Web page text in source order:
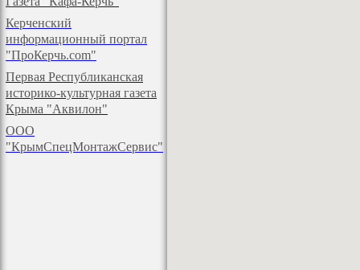
Керченский
информационный портал
"ПроКерчь.com"
Первая Республиканская
историко-культурная газета
Крыма "Аквилон"
ООО
"КрымСпецМонтажСервис"